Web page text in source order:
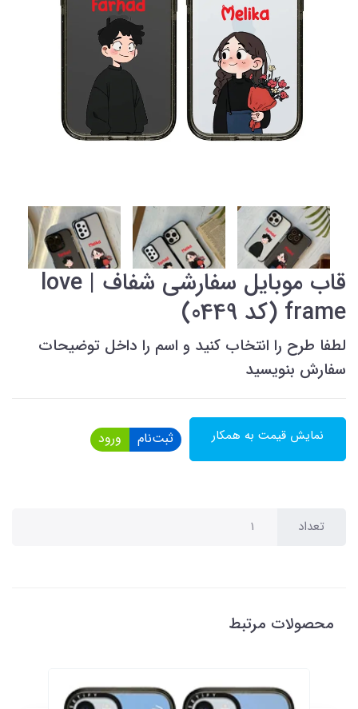
قاب موبایل سفارشی شفاف | love
frame (کد 0449)
لطفا طرح را انتخاب کنید و اسم را داخل توضیحات
سفارش بنویسید
نمایش قیمت به همکار ثبت‌نام ورود
تعداد
محصولات مرتبط